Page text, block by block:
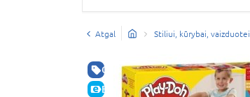
Atgal Stiliui, kūrybai, vaizduotei
GERA KAINA
E-KAINA